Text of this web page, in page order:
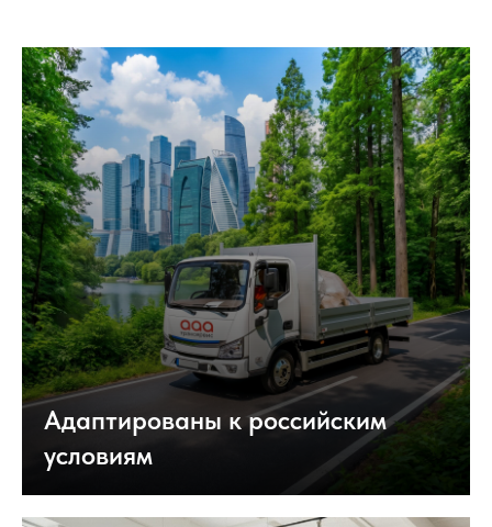
Адаптированы к российским
условиям